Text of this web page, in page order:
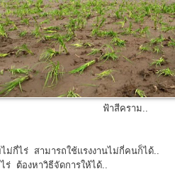
ฟ้าสีคราม..
ม่กี่ไร่ สามารถใช้แรงงานไม่กี่คนก็ได้..
ต้องหาวิธีจัดการให้ได้..